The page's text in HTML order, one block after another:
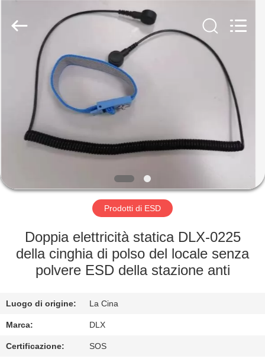
CASA
PRODOTTI
CIRCA
GIRO
FABBRICA
CONTROLLO
QUALITÀ
CONTATTICI
Co.,Ltd.
Prodotti di ESD
Doppia elettricità statica DLX-0225
della cinghia di polso del locale senza
polvere ESD della stazione anti
Luogo di origine: La Cina
Marca: DLX
Certificazione: SOS